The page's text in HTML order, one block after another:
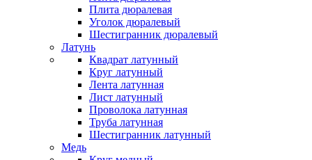
Плита дюралевая
Уголок дюралевый
Шестигранник дюралевый
Латунь
Квадрат латунный
Круг латунный
Лента латунная
Лист латунный
Проволока латунная
Труба латунная
Шестигранник латунный
Медь